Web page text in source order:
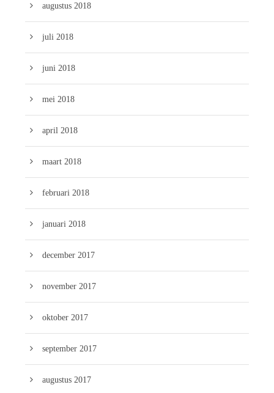
augustus 2018
juli 2018
juni 2018
mei 2018
april 2018
maart 2018
februari 2018
januari 2018
december 2017
november 2017
oktober 2017
september 2017
augustus 2017